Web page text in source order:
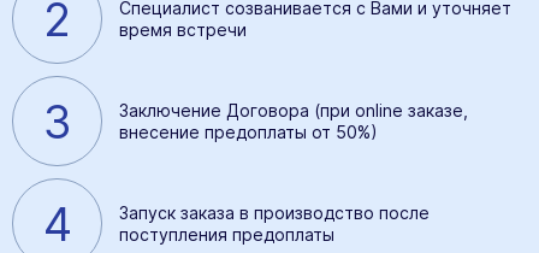
2
Специалист созванивается с Вами и уточняет
время встречи
3
Заключение Договора (при online заказе,
внесение предоплаты от 50%)
4
Запуск заказа в производство после
поступления предоплаты